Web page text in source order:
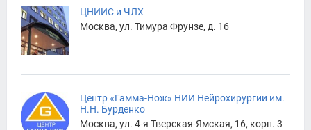
ЦНИИС и ЧЛХ
Москва, ул. Тимура Фрунзе, д. 16
Центр «Гамма-Нож» НИИ Нейрохирургии им.
Н.Н. Бурденко
Москва, ул. 4-я Тверская-Ямская, 16, корп. 3